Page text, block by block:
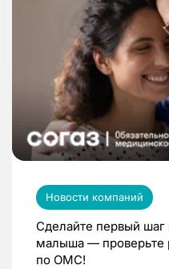
Новости компаний
Сделайте первый
малыша — проверьте
по ОМС!